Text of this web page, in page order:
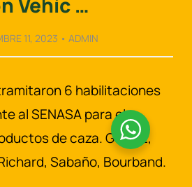
11, 2023 • ADMIN
6 habilitaciones
al SENASA para el
de caza. Gómez,
Sabaño, Bourband.